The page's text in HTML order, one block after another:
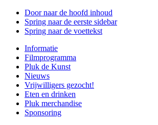
Door naar de hoofd inhoud
Spring naar de eerste sidebar
Spring naar de voettekst
Informatie
Filmprogramma
Pluk de Kunst
Nieuws
Vrijwilligers gezocht!
Eten en drinken
Pluk merchandise
Sponsoring